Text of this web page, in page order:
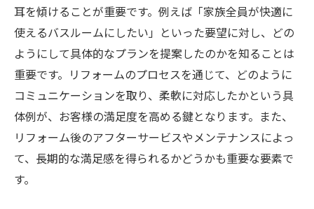
耳を傾けることが重要です。例えば「家族全員が快適に
使えるバスルームにしたい」といった要望に対し、どの
ようにして具体的なプランを提案したのかを知ることは
重要です。リフォームのプロセスを通じて、どのように
コミュニケーションを取り、柔軟に対応したかという具
体例が、お客様の満足度を高める鍵となります。また、
リフォーム後のアフターサービスやメンテナンスによっ
て、長期的な満足感を得られるかどうかも重要な要素で
す。